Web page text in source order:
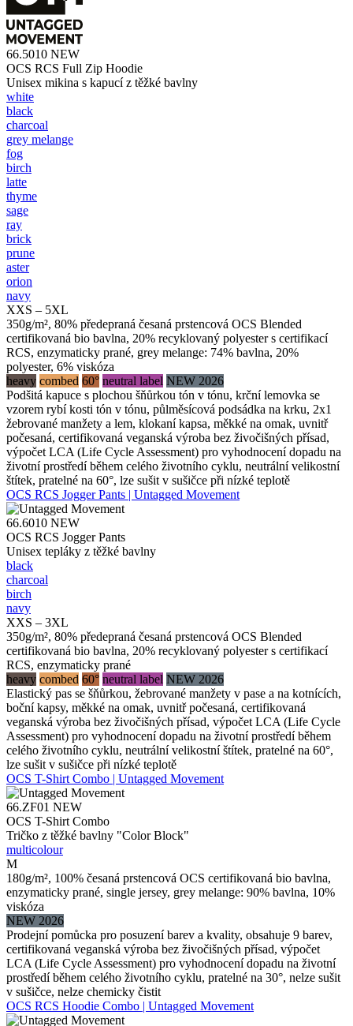
66.5010 NEW
OCS RCS Full Zip Hoodie
Unisex mikina s kapucí z těžké bavlny
white
black
charcoal
grey melange
fog
birch
latte
thyme
sage
ray
brick
prune
aster
orion
navy
XXS – 5XL
350g/m², 80% předepraná česaná prstencová OCS Blended
certifikovaná bio bavlna, 20% recyklovaný polyester s certifikací
RCS, enzymaticky prané, grey melange: 74% bavlna, 20%
polyester, 6% viskóza
heavy combed 60° neutral label NEW 2026
Podšitá kapuce s plochou šňůrkou tón v tónu, krční lemovka se
vzorem rybí kosti tón v tónu, půlměsícová podsádka na krku, 2x1
žebrované manžety a lem, klokaní kapsa, měkké na omak, uvnitř
počesaná, certifikovaná veganská výroba bez živočišných přísad,
výpočet LCA (Life Cycle Assessment) pro vyhodnocení dopadu na
životní prostředí během celého životního cyklu, neutrální velikostní
štítek, pratelné na 60°, lze sušit v sušičce při nízké teplotě
OCS RCS Jogger Pants | Untagged Movement
66.6010 NEW
OCS RCS Jogger Pants
Unisex tepláky z těžké bavlny
black
charcoal
birch
navy
XXS – 3XL
350g/m², 80% předepraná česaná prstencová OCS Blended
certifikovaná bio bavlna, 20% recyklovaný polyester s certifikací
RCS, enzymaticky prané
heavy combed 60° neutral label NEW 2026
Elastický pas se šňůrkou, žebrované manžety v pase a na kotnících,
boční kapsy, měkké na omak, uvnitř počesaná, certifikovaná
veganská výroba bez živočišných přísad, výpočet LCA (Life Cycle
Assessment) pro vyhodnocení dopadu na životní prostředí během
celého životního cyklu, neutrální velikostní štítek, pratelné na 60°,
lze sušit v sušičce při nízké teplotě
OCS T-Shirt Combo | Untagged Movement
66.ZF01 NEW
OCS T-Shirt Combo
Tričko z těžké bavlny "Color Block"
multicolour
M
180g/m², 100% česaná prstencová OCS certifikovaná bio bavlna,
enzymaticky prané, single jersey, grey melange: 90% bavlna, 10%
viskóza
NEW 2026
Prodejní pomůcka pro posuzení barev a kvality, obsahuje 9 barev,
certifikovaná veganská výroba bez živočišných přísad, výpočet
LCA (Life Cycle Assessment) pro vyhodnocení dopadu na životní
prostředí během celého životního cyklu, pratelné na 30°, nelze sušit
v sušičce, nelze chemicky čistit
OCS RCS Hoodie Combo | Untagged Movement